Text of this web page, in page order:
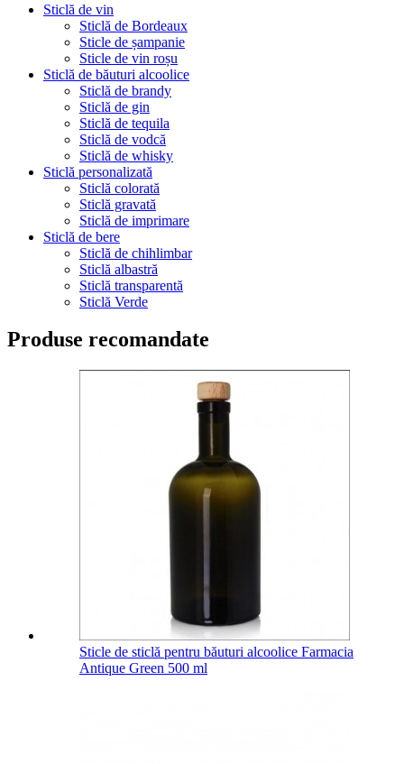
Sticlă de vin
Sticlă de Bordeaux
Sticle de șampanie
Sticle de vin roșu
Sticlă de băuturi alcoolice
Sticlă de brandy
Sticlă de gin
Sticlă de tequila
Sticlă de vodcă
Sticlă de whisky
Sticlă personalizată
Sticlă colorată
Sticlă gravată
Sticlă de imprimare
Sticlă de bere
Sticlă de chihlimbar
Sticlă albastră
Sticlă transparentă
Sticlă Verde
Produse recomandate
Sticle de sticlă pentru băuturi alcoolice Farmacia
Antique Green 500 ml